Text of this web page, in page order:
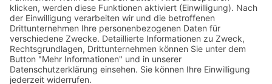
Steuerkanzlei
Impressum